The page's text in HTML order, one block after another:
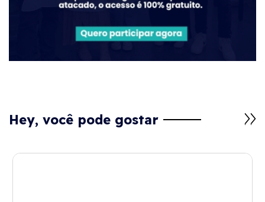
Hey, você pode gostar